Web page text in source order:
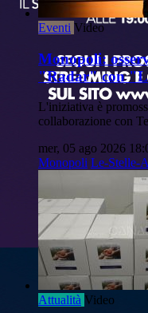
Eventi Video
Monopoli:
"Radar" con
L'iniziativa è
collaborazione con
mer, 05 ago 2026
Monopoli Le-Stelle-
Attualità Video